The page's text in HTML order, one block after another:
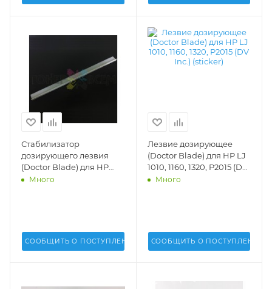
Стабилизатор
дозирующего лезвия
(Doctor Blade) для HP
LaserJet 1160, 1320, Pro
Много
СООБЩИТЬ О ПОСТУПЛЕНИИ
Лезвие дозирующее
(Doctor Blade) для HP LJ
1010, 1160, 1320, P2015 (DV
Inc.) (sticker) - DV-DB-
Много
СООБЩИТЬ О ПОСТУПЛЕНИИ